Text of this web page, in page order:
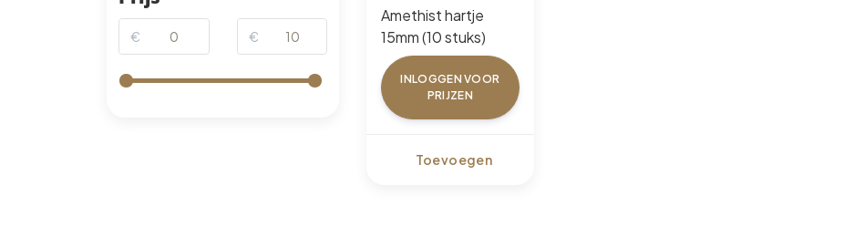
Amethist hartje
15mm (10 stuks)
INLOGGEN VOOR
PRIJZEN
Toevoegen
€ €